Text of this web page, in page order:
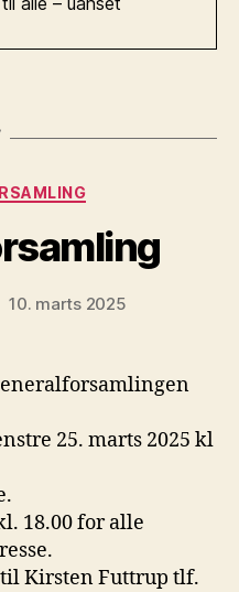
10. marts 2025
25. marts 2025 kl
18.00 for alle
Kirsten Futtrup tlf.